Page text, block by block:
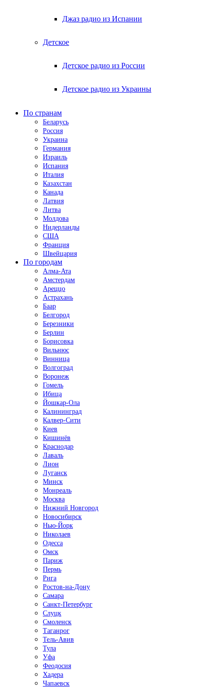
Джаз радио из Испании
Детское
Детское радио из России
Детское радио из Украины
По странам
Беларусь
Россия
Украина
Германия
Израиль
Испания
Италия
Казахстан
Канада
Латвия
Литва
Молдова
Нидерланды
США
Франция
Швейцария
По городам
Алма-Ата
Амстердам
Ареццо
Астрахань
Баар
Белгород
Березники
Берлин
Борисовка
Вильнюс
Винница
Волгоград
Воронеж
Гомель
Ибица
Йошкар-Ола
Калининград
Калвер-Сити
Киев
Кишинёв
Краснодар
Лаваль
Лион
Луганск
Минск
Монреаль
Москва
Нижний Новгород
Новосибирск
Нью-Йорк
Николаев
Одесса
Омск
Париж
Пермь
Рига
Ростов-на-Дону
Самара
Санкт-Петербург
Слуцк
Смоленск
Таганрог
Тель-Авив
Тула
Уфа
Феодосия
Хадера
Чапаевск